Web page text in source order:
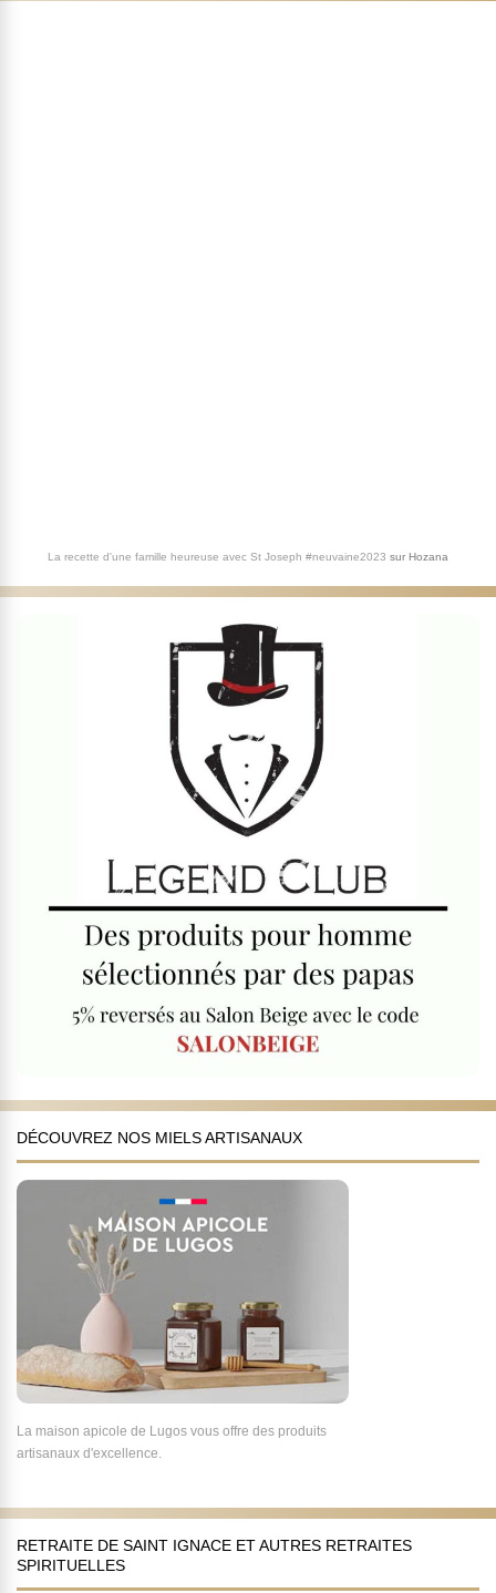
La recette d'une famille heureuse avec St Joseph #neuvaine2023 sur Hozana
DÉCOUVREZ NOS MIELS ARTISANAUX
La maison apicole de Lugos vous offre des produits
artisanaux d'excellence.
RETRAITE DE SAINT IGNACE ET AUTRES RETRAITES
SPIRITUELLES